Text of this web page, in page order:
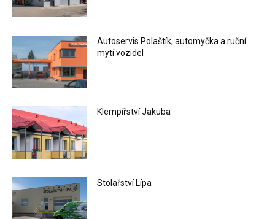
Autoservis Polaštík, automyčka a ruční
mytí vozidel
Klempířství Jakuba
Stolařství Lípa